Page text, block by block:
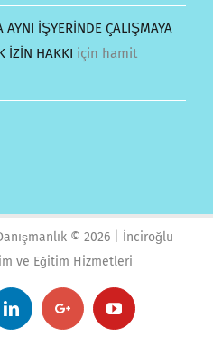
AYNI İŞYERİNDE ÇALIŞMAYA
İZİN HAKKI için hamit
© 2026 | İnciroğlu
ve Eğitim Hizmetleri
LinkedinGoogle+YouTube